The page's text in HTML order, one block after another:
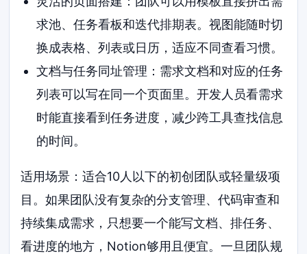
求池、任务看板和迭代排期表。视图能随时切
换成表格、列表或日历，适应不同查看习惯。
文档与任务同址管理：需求文档和对应的任务
列表可以写在同一个页面里。开发人员看需求
时能直接看到任务进度，减少跨工具查找信息
的时间。
适用场景：适合10人以下的初创团队或轻量级项
目。如果团队没有复杂的分支管理、代码审查和
持续集成需求，只想要一个能写文档、排任务、
看进度的地方，Notion够用且便宜。一旦团队规